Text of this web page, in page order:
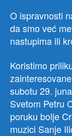
O ispravnosti
da smo već
nastupima ili
Koristimo
subotu 29.
Svetom Petru
poruku bolje
muzici Sanje